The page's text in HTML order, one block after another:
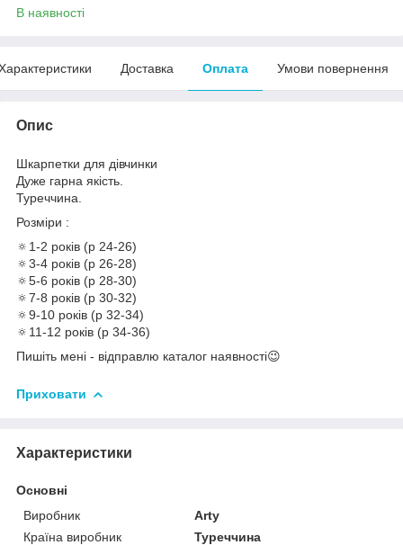
В наявності
Доставка Оплата Умови повернення
Опис
Шкарпетки для дівчинки
Дуже гарна якість.
Туреччина.
Розміри :
🔅1-2 років (р 24-26)
🔅3-4 років (р 26-28)
🔅5-6 років (р 28-30)
🔅7-8 років (р 30-32)
🔅9-10 років (р 32-34)
🔅11-12 років (р 34-36)
Пишіть мені - відправлю каталог наявності😉
Приховати
Характеристики
Основні
Виробник
Arty
Країна виробник
Туреччина